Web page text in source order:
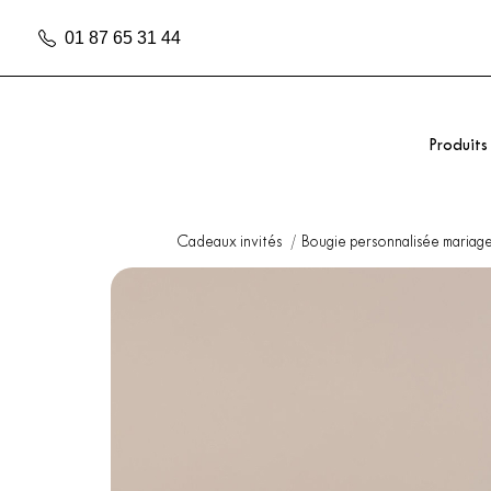
01 87 65 31 44
Produits
Cadeaux invités Bougie personnalisée